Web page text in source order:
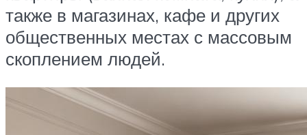
также в магазинах, кафе и других
общественных местах с массовым
скоплением людей.